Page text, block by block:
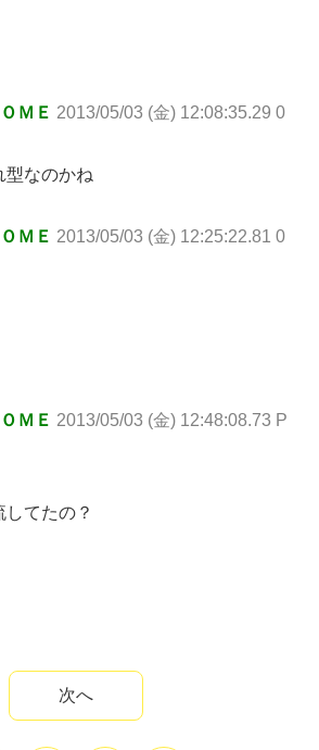
ＭＥ 2013/05/03 (金) 12:08:35.29 0
型なのかね
ＭＥ 2013/05/03 (金) 12:25:22.81 0
ＭＥ 2013/05/03 (金) 12:48:08.73 P
てたの？
次へ